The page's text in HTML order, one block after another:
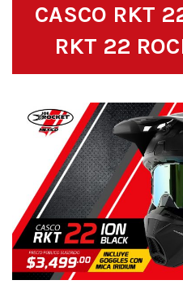
CASCO RKT
RKT 22